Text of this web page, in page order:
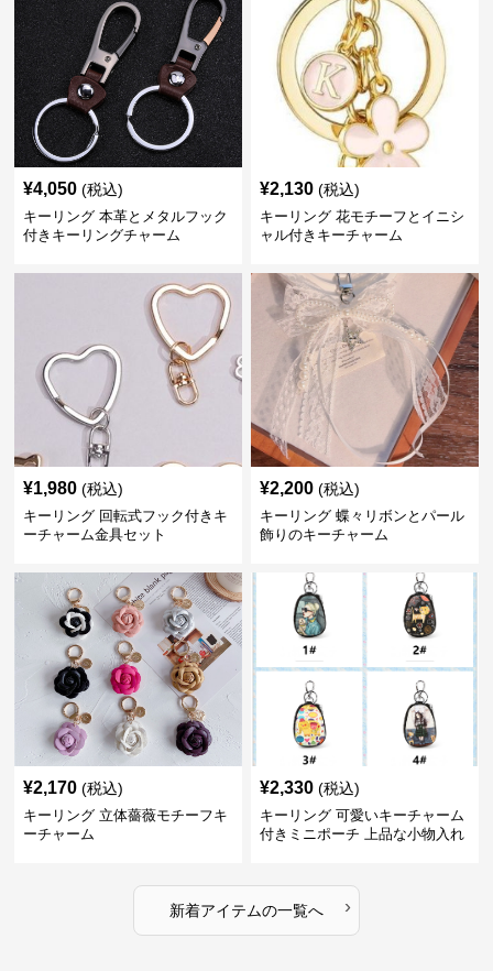
¥4,050 (税込)
キーリング 本革とメタルフック
付きキーリングチャーム
¥2,130 (税込)
キーリング 花モチーフとイニシ
ャル付きキーチャーム
¥1,980 (税込)
キーリング 回転式フック付きキ
ーチャーム金具セット
¥2,200 (税込)
キーリング 蝶々リボンとパール
飾りのキーチャーム
¥2,170 (税込)
キーリング 立体薔薇モチーフキ
ーチャーム
¥2,330 (税込)
キーリング 可愛いキーチャーム
付きミニポーチ 上品な小物入れ
新着アイテムの一覧へ ›